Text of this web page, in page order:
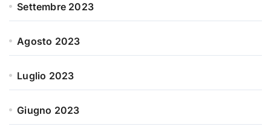
Settembre 2023
Agosto 2023
Luglio 2023
Giugno 2023